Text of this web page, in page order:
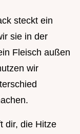
steckt ein
sie in der
Fleisch außen
wir
dir, die Hitze